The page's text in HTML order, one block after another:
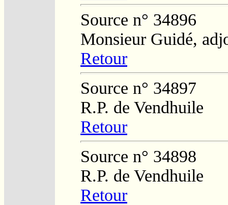
Source n° 34896
Monsieur Guidé,
Retour
Source n° 34897
R.P. de Vendhuile
Retour
Source n° 34898
R.P. de Vendhuile
Retour